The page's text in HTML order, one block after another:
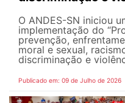
O ANDES-SN iniciou
implementação do
prevenção,
moral e sexual,
discriminação e
Publicado em: 09 de Julho de 2026